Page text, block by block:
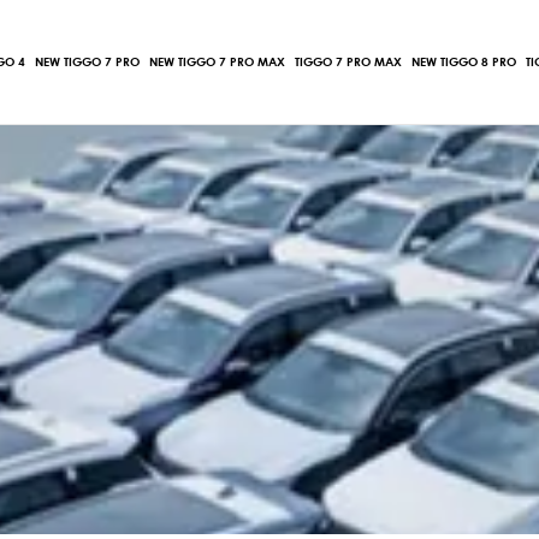
4 NEW TIGGO 7 PRO NEW TIGGO 7 PRO MAX TIGGO 7 PRO MAX NEW TIGGO 8 PRO